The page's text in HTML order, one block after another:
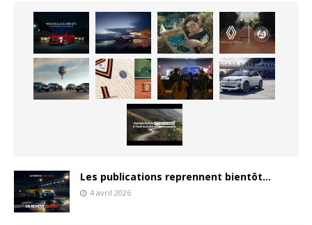
Les publications reprennent bientôt…
4 avril 2026